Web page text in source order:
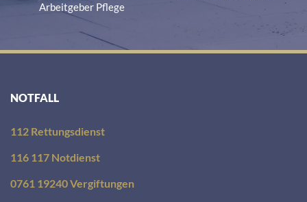
Arbeitgeber Pflege
NOTFALL
112 Rettungsdienst
116 117 Notdienst
0761 19240 Vergiftungen